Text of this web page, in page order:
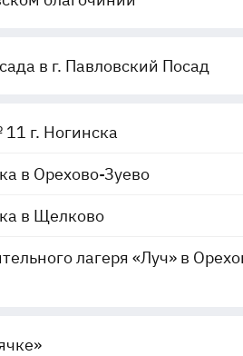
в г. Павловский Посад
г. Ногинска
в Орехово-Зуево
в Щелково
лагеря «Луч» в